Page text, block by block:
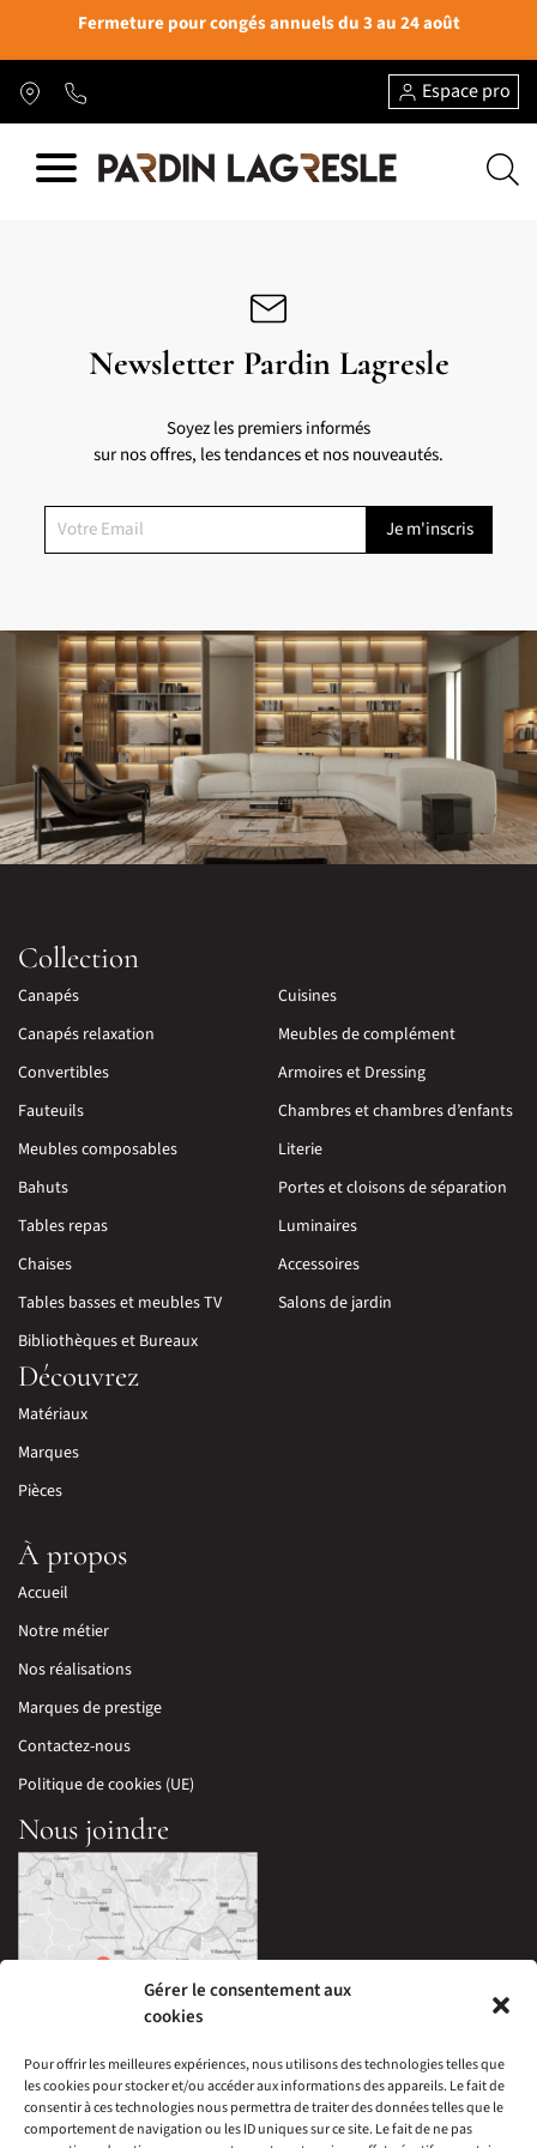
Gérer le consentement aux
cookies
Pour offrir les meilleures expériences, nous utilisons des technologies telles que
les cookies pour stocker et/ou accéder aux informations des appareils. Le fait de
consentir à ces technologies nous permettra de traiter des données telles que le
comportement de navigation ou les ID uniques sur ce site. Le fait de ne pas
Fermeture pour congés annuels du 3 au 24 août
Espace pro
Newsletter Pardin Lagresle
Soyez les premiers informés
sur nos offres, les tendances et nos nouveautés.
Collection
Canapés
Canapés relaxation
Convertibles
Fauteuils
Meubles composables
Bahuts
Tables repas
Chaises
Tables basses et meubles TV
Bibliothèques et Bureaux
Cuisines
Meubles de complément
Armoires et Dressing
Chambres et chambres d’enfants
Literie
Portes et cloisons de séparation
Luminaires
Accessoires
Salons de jardin
Découvrez
Matériaux
Marques
Pièces
À propos
Accueil
Notre métier
Nos réalisations
Marques de prestige
Contactez-nous
Politique de cookies (UE)
Nous joindre
33 Avenue Edouard Millaud,
69290 Craponne, France